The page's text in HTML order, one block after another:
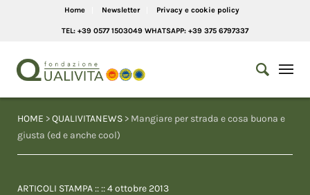
Home Newsletter Privacy e cookie policy
TEL: +39 0577 1503049 WHATSAPP: +39 375 6797337
HOME >QUALIVITANEWS > Mangiare per strada e cosa buona e
giusta (ed e anche cool)
ARTICOLI STAMPA :: ::4 ottobre 2013